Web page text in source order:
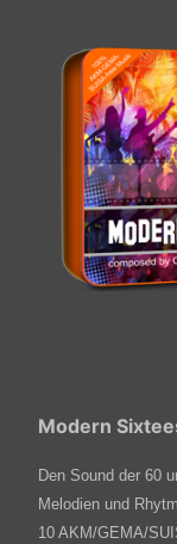
Modern
Den Sound der 60
Melodien und
10 AKM/GEMA/